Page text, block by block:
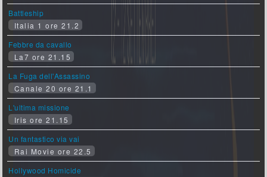
Battleship
Italia 1 ore 21.2
Febbre da cavallo
La7 ore 21.15
La Fuga dell'Assassino
Canale 20 ore 21.1
L'ultima missione
Iris ore 21.15
Un fantastico via vai
Rai Movie ore 22.5
Hollywood Homicide